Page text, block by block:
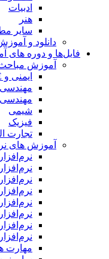
ادبیات
هنر
سایر مطالب
دانلود و آموزش نرم
فایل‌ها و دوره های
آموزش مباحث
ایمنی و HSE
مهندسی برق
مهندسی
شیمی
فیزیک
تجارت
آموزش های نرم
مهارت های